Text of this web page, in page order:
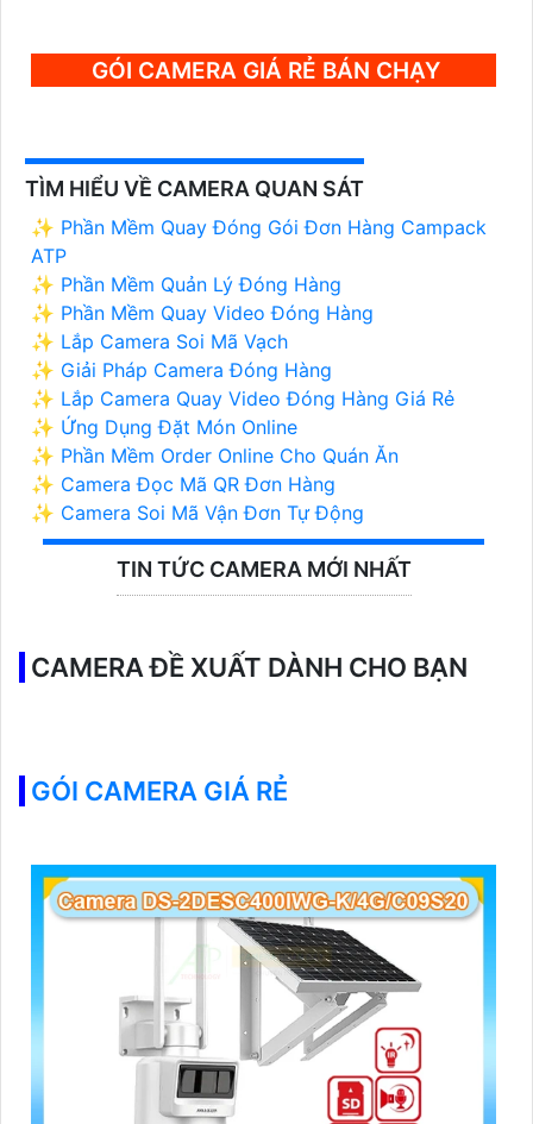
GÓI CAMERA GIÁ RẺ BÁN CHẠY
TÌM HIỂU VỀ CAMERA QUAN SÁT
✨ Phần Mềm Quay Đóng Gói Đơn Hàng Campack
ATP
✨ Phần Mềm Quản Lý Đóng Hàng
✨ Phần Mềm Quay Video Đóng Hàng
✨ Lắp Camera Soi Mã Vạch
✨ Giải Pháp Camera Đóng Hàng
✨ Lắp Camera Quay Video Đóng Hàng Giá Rẻ
✨ Ứng Dụng Đặt Món Online
✨ Phần Mềm Order Online Cho Quán Ăn
✨ Camera Đọc Mã QR Đơn Hàng
✨ Camera Soi Mã Vận Đơn Tự Động
TIN TỨC CAMERA MỚI NHẤT
CAMERA ĐỀ XUẤT DÀNH CHO BẠN
GÓI CAMERA GIÁ RẺ